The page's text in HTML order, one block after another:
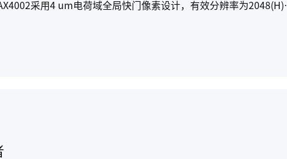
采用4 um电荷域全局快门像素设计，有效分辨率为2048(H)